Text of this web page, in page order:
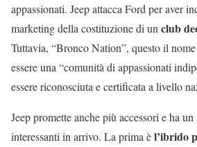
appassionati. Jeep attacca Ford per aver
marketing della costituzione di un club
Tuttavia, “Bronco Nation”, questo il
essere una “comunità di appassionati
essere riconosciuta e certificata a livello
Jeep promette anche più accessori e ha
interessanti in arrivo. La prima èl’ibrido